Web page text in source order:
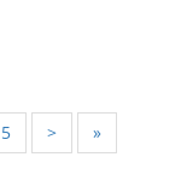
5 > »